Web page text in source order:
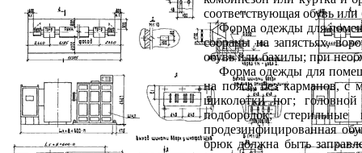
соответствующая обувь
Форма одежды для
собраны на запястьях,
обувь или бахилы; при
Форма одежды для
на поясе, без карманов,
щиколотки ног;
подбородок;
продезинфицированная
брюк должна быть